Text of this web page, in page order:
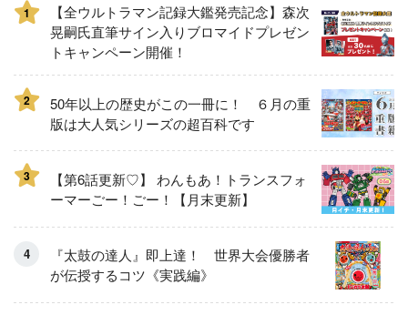
1
【全ウルトラマン記録大鑑発売記念】森次
晃嗣氏直筆サイン入りブロマイドプレゼン
トキャンペーン開催！
2
50年以上の歴史がこの一冊に！ ６月の重
版は大人気シリーズの超百科です
3
【第6話更新♡】 わんもあ！トランスフォ
ーマーごー！ごー！【月末更新】
『太鼓の達人』即上達！ 世界大会優勝者
が伝授するコツ《実践編》